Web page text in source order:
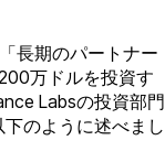
長期のパートナー
万ドルを投資す
Labsの投資部門
のように述べまし